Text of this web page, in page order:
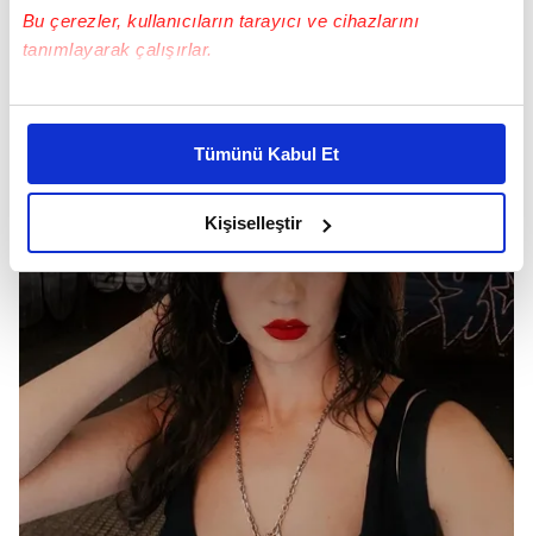
Bu çerezler, kullanıcıların tarayıcı ve cihazlarını
tanımlayarak çalışırlar.
Bu çerezlere izin vermeniz halinde sizlere özel
daha iyi reklam deneyimi yaşatabiliriz. Bunu yaparken
amacımızın size daha iyi bir reklam deneyimi sunmak
olduğunu ve sizlere en iyi içerikleri sunabilmek adına
elimizden gelen çabayı gösterdiğimizi ve bu noktada,
reklamların maliyetlerimizi karşılamak noktasında tek gelir
kalemimiz olduğunu sizlere hatırlatmak isteriz.
Her halükârda, kullanıcılar, bu çerezlere izin vermedikleri
takdirde, kullanıcılara hedefli reklamlar
gösterilmeyecektir."
Sizlere daha iyi bir hizmet sunabilmek için İnternet
Sitemizde kendimize ve üçüncü kişilere ait çerezler
Tümünü Kabul Et
Kişiselleştir